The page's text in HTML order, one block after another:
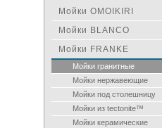
Мойки OMOIKIRI
Мойки BLANCO
Мойки FRANKE
Мойки гранитные
Мойки нержавеющие
Мойки под столешницу
Мойки из tectonite™
Мойки керамические